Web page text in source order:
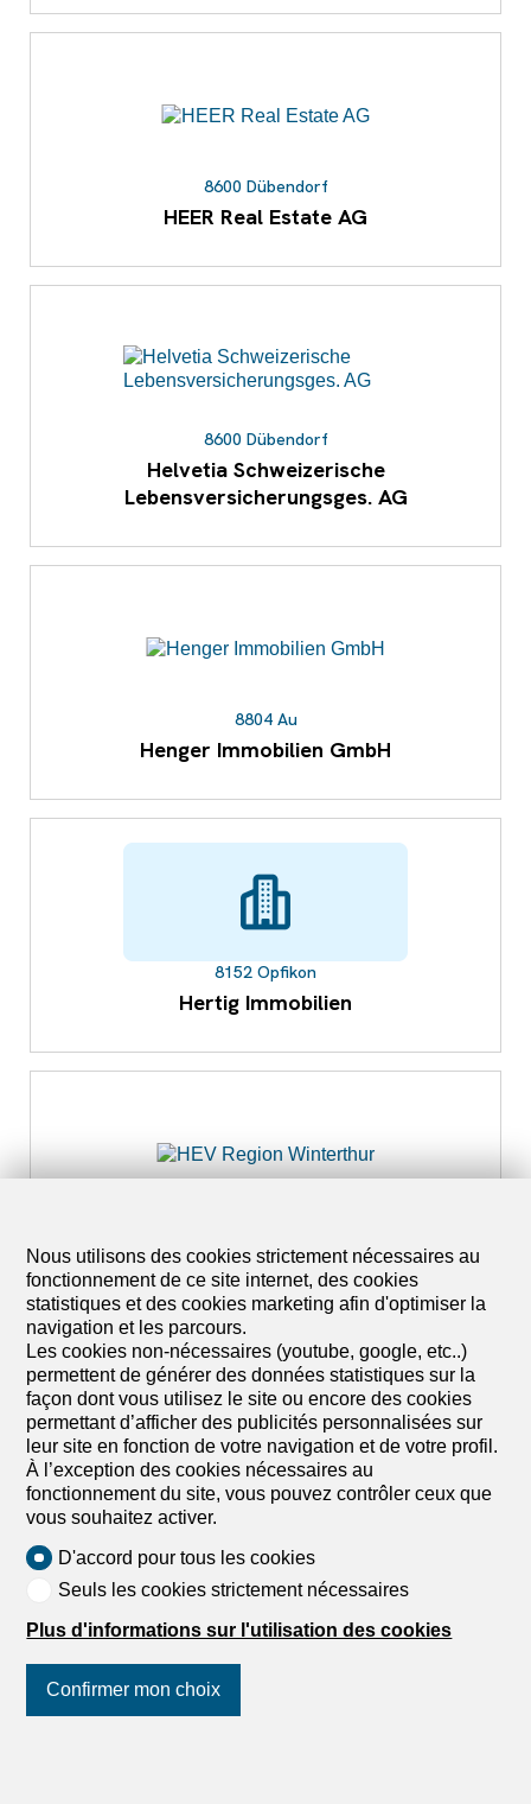
8600 Dübendorf
HEER Real Estate AG
8600 Dübendorf
Helvetia Schweizerische
Lebensversicherungsges. AG
8804 Au
Henger Immobilien GmbH
8152 Opfikon
Hertig Immobilien
HEV Region Winterthur
8309 Nürensdorf
Hirzel Real Estate Services GmbH
Nous utilisons des cookies strictement nécessaires au
fonctionnement de ce site internet, des cookies
statistiques et des cookies marketing afin d'optimiser la
navigation et les parcours.
Les cookies non-nécessaires (youtube, google, etc..)
permettent de générer des données statistiques sur la
façon dont vous utilisez le site ou encore des cookies
permettant d’afficher des publicités personnalisées sur
leur site en fonction de votre navigation et de votre profil.
À l’exception des cookies nécessaires au
fonctionnement du site, vous pouvez contrôler ceux que
vous souhaitez activer.
D'accord pour tous les cookies
Seuls les cookies strictement nécessaires
Plus d'informations sur l'utilisation des cookies
Confirmer mon choix